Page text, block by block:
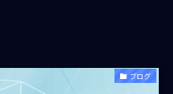
ブログ